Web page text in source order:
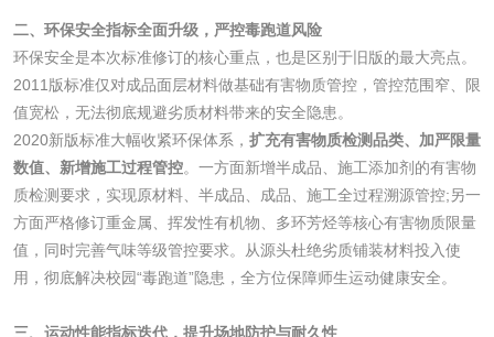
二、环保安全指标全面升级，严控毒跑道风险
环保安全是本次标准修订的核心重点，也是区别于旧版的最大亮点。
2011版标准仅对成品面层材料做基础有害物质管控，管控范围窄、限
值宽松，无法彻底规避劣质材料带来的安全隐患。
2020新版标准大幅收紧环保体系， 扩充有害物质检测品类、加严限量
数值、新增施工过程管控。一方面新增半成品、施工添加剂的有害物
质检测要求，实现原材料、半成品、成品、施工全过程溯源管控;另一
方面严格修订重金属、挥发性有机物、多环芳烃等核心有害物质限量
值，同时完善气味等级管控要求。从源头杜绝劣质铺装材料投入使
用，彻底解决校园“毒跑道”隐患，全方位保障师生运动健康安全。
三、运动性能指标迭代，提升场地防护与耐久性
化肥检测 微生物菌剂检测
有机肥检测 钾肥检测
磷酸肥料检测
化工试剂